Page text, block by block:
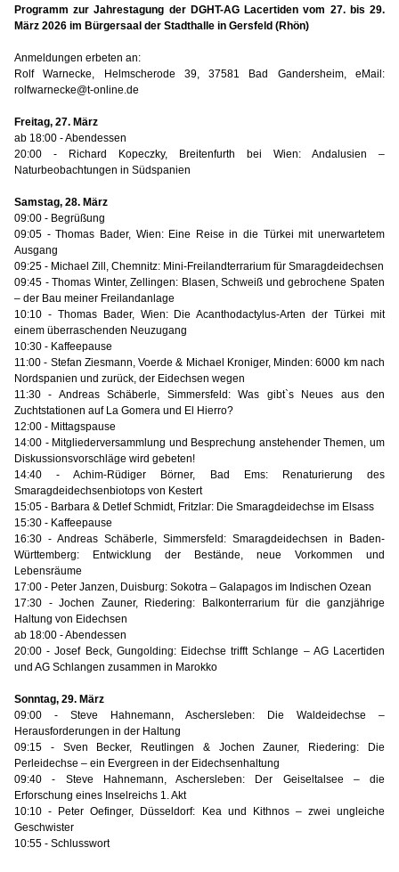
Programm zur Jahrestagung der DGHT-AG Lacertiden vom 27. bis 29.
März 2026 im Bürgersaal der Stadthalle in Gersfeld (Rhön)
Anmeldungen erbeten an:
Rolf Warnecke, Helmscherode 39, 37581 Bad Gandersheim, eMail:
rolfwarnecke@t-online.de
Freitag, 27. März
ab 18:00 - Abendessen
20:00 - Richard Kopeczky, Breitenfurth bei Wien: Andalusien –
Naturbeobachtungen in Südspanien
Samstag, 28. März
09:00 - Begrüßung
09:05 - Thomas Bader, Wien: Eine Reise in die Türkei mit unerwartetem
Ausgang
09:25 - Michael Zill, Chemnitz: Mini-Freilandterrarium für Smaragdeidechsen
09:45 - Thomas Winter, Zellingen: Blasen, Schweiß und gebrochene Spaten
– der Bau meiner Freilandanlage
10:10 - Thomas Bader, Wien: Die Acanthodactylus-Arten der Türkei mit
einem überraschenden Neuzugang
10:30 - Kaffeepause
11:00 - Stefan Ziesmann, Voerde & Michael Kroniger, Minden: 6000 km nach
Nordspanien und zurück, der Eidechsen wegen
11:30 - Andreas Schäberle, Simmersfeld: Was gibt`s Neues aus den
Zuchtstationen auf La Gomera und El Hierro?
12:00 - Mittagspause
14:00 - Mitgliederversammlung und Besprechung anstehender Themen, um
Diskussionsvorschläge wird gebeten!
14:40 - Achim-Rüdiger Börner, Bad Ems: Renaturierung des
Smaragdeidechsenbiotops von Kestert
15:05 - Barbara & Detlef Schmidt, Fritzlar: Die Smaragdeidechse im Elsass
15:30 - Kaffeepause
16:30 - Andreas Schäberle, Simmersfeld: Smaragdeidechsen in Baden-
Württemberg: Entwicklung der Bestände, neue Vorkommen und
Lebensräume
17:00 - Peter Janzen, Duisburg: Sokotra – Galapagos im Indischen Ozean
17:30 - Jochen Zauner, Riedering: Balkonterrarium für die ganzjährige
Haltung von Eidechsen
ab 18:00 - Abendessen
20:00 - Josef Beck, Gungolding: Eidechse trifft Schlange – AG Lacertiden
und AG Schlangen zusammen in Marokko
Sonntag, 29. März
09:00 - Steve Hahnemann, Aschersleben: Die Waldeidechse –
Herausforderungen in der Haltung
09:15 - Sven Becker, Reutlingen & Jochen Zauner, Riedering: Die
Perleidechse – ein Evergreen in der Eidechsenhaltung
09:40 - Steve Hahnemann, Aschersleben: Der Geiseltalsee – die
Erforschung eines Inselreichs 1. Akt
10:10 - Peter Oefinger, Düsseldorf: Kea und Kithnos – zwei ungleiche
Geschwister
10:55 - Schlusswort